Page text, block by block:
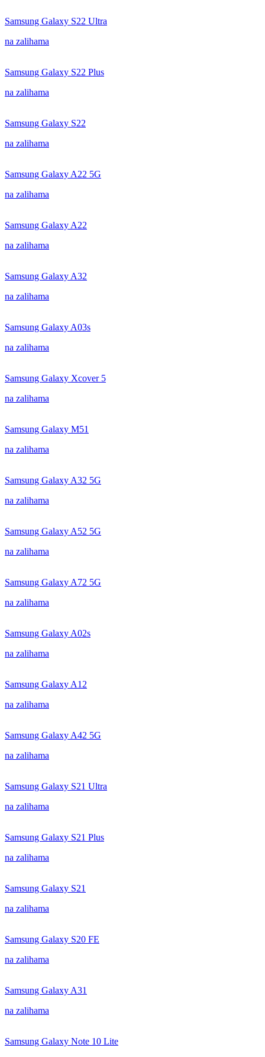
Samsung Galaxy S22 Ultra
na zalihama
Samsung Galaxy S22 Plus
na zalihama
Samsung Galaxy S22
na zalihama
Samsung Galaxy A22 5G
na zalihama
Samsung Galaxy A22
na zalihama
Samsung Galaxy A32
na zalihama
Samsung Galaxy A03s
na zalihama
Samsung Galaxy Xcover 5
na zalihama
Samsung Galaxy M51
na zalihama
Samsung Galaxy A32 5G
na zalihama
Samsung Galaxy A52 5G
na zalihama
Samsung Galaxy A72 5G
na zalihama
Samsung Galaxy A02s
na zalihama
Samsung Galaxy A12
na zalihama
Samsung Galaxy A42 5G
na zalihama
Samsung Galaxy S21 Ultra
na zalihama
Samsung Galaxy S21 Plus
na zalihama
Samsung Galaxy S21
na zalihama
Samsung Galaxy S20 FE
na zalihama
Samsung Galaxy A31
na zalihama
Samsung Galaxy Note 10 Lite